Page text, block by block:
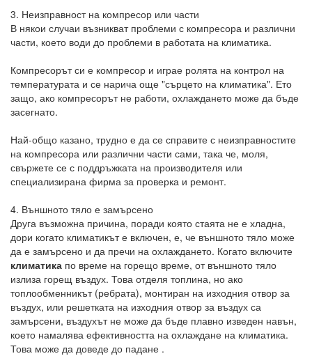
3. Неизправност на компресор или части
В някои случаи възникват проблеми с компресора и различни
части, което води до проблеми в работата на климатика.
Компресорът си е компресор и играе ролята на контрол на
температурата и се нарича още "сърцето на климатика". Ето
защо, ако компресорът не работи, охлаждането може да бъде
засегнато.
Най-общо казано, трудно е да се справите с неизправностите
на компресора или различни части сами, така че, моля,
свържете се с поддръжката на производителя или
специализирана фирма за проверка и ремонт.
4. Външното тяло е замърсено
Друга възможна причина, поради която стаята не е хладна,
дори когато климатикът е включен, е, че външното тяло може
да е замърсено и да пречи на охлаждането. Когато включите
климатика по време на горещо време, от външното тяло
излиза горещ въздух. Това отделя топлина, но ако
топлообменникът (ребрата), монтиран на изходния отвор за
въздух, или решетката на изходния отвор за въздух са
замърсени, въздухът не може да бъде плавно изведен навън,
което намалява ефективността на охлаждане на климатика.
Това може да доведе до падане .